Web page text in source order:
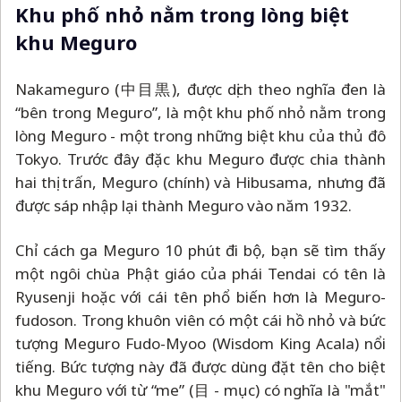
Khu phố nhỏ nằm trong lòng biệt
khu Meguro
Nakameguro (中目黒), được dịch theo nghĩa đen là
“bên trong Meguro”, là một khu phố nhỏ nằm trong
lòng Meguro - một trong những biệt khu của thủ đô
Tokyo. Trước đây đặc khu Meguro được chia thành
hai thị trấn, Meguro (chính) và Hibusama, nhưng đã
được sáp nhập lại thành Meguro vào năm 1932.
Chỉ cách ga Meguro 10 phút đi bộ, bạn sẽ tìm thấy
một ngôi chùa Phật giáo của phái Tendai có tên là
Ryusenji hoặc với cái tên phổ biến hơn là Meguro-
fudoson. Trong khuôn viên có một cái hồ nhỏ và bức
tượng Meguro Fudo-Myoo (Wisdom King Acala) nổi
tiếng. Bức tượng này đã được dùng đặt tên cho biệt
khu Meguro với từ “me” (目 - mục) có nghĩa là "mắt"